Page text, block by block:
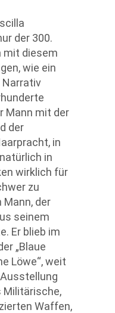
der 300.
mit diesem
wie ein
Mann mit der
der
in
in
wirklich für
zu
der
seinem
Er blieb im
„Blaue
Löwe“, weit
Militärische,
Waffen,